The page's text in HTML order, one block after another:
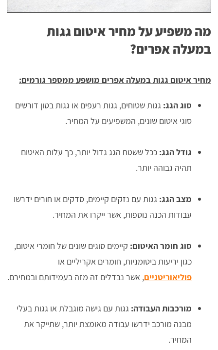
מה משפיע על מחיר איטום גגות
במעלה אפרים?
מחיר איטום גגות במעלה אפרים מושפע ממספר גורמים:
סוג הגג: גגות שטוחים, גגות רעפים או גגות בטון דורשים
סוגי איטום שונים, המשפיעים על המחיר.
גודל הגג: ככל ששטח הגג גדול יותר, כך עלות האיטום
תהיה גבוהה יותר.
מצב הגג: גגות עם נזקים קיימים, סדקים או חורים ידרשו
עבודות הכנה נוספות, אשר ייקרו את המחיר.
סוג חומר האיטום: קיימים סוגים שונים של חומרי איטום,
כגון יריעות ביטומניות, חומרים אקריליים או
פוליאוריטניים, אשר נבדלים זה מזה בעמידותם ובמחירם.
מורכבות העבודה: גגות עם גישה מוגבלת או גגות בעלי
מבנה מורכב ידרשו עבודה מאומצת יותר, שתייקר את
המחיר.